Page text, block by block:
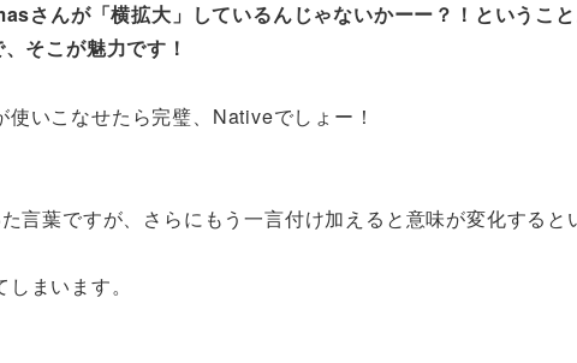
さんが「横拡大」しているんじゃないかーー？！ということ
そこが魅力です！
いこなせたら完璧、Nativeでしょー！
言葉ですが、さらにもう一言付け加えると意味が変化すると
まいます。